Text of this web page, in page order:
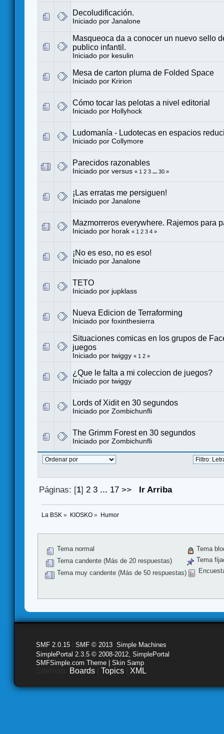
Decoludificación.
Iniciado por Janalone
Masqueoca da a conocer un nuevo sello
publico infantil.
Iniciado por kesulin
Mesa de carton pluma de Folded Space
Iniciado por Kririon
Cómo tocar las pelotas a nivel editorial
Iniciado por Hollyhock
Ludomanía - Ludotecas en espacios
Iniciado por Collymore
Parecidos razonables
Iniciado por versus « 1 2 3 ... 30 »
¡Las erratas me persiguen!
Iniciado por Janalone
Mazmorreros everywhere. Rajemos para
Iniciado por horak « 1 2 3 4 »
¡No es eso, no es eso!
Iniciado por Janalone
TETO
Iniciado por jupklass
Nueva Edicion de Terraforming
Iniciado por foxinthesierra
Situaciones comicas en los grupos de
juegos
Iniciado por twiggy « 1 2 »
¿Que le falta a mi coleccion de juegos?
Iniciado por twiggy
Lords of Xidit en 30 segundos
Iniciado por Zombichunfli
The Grimm Forest en 30 segundos
Iniciado por Zombichunfli
Páginas: [1] 2 3 ... 17 >> Ir Arriba
La BSK » KIOSKO» Humor
Tema normal
Tema candente (Más de 20 respuestas)
Tema muy candente (Más de 50 respuestas)
Tema
Tema
SMF 2.0.15 SMF © 2013 Simple Machines
SimplePortal 2.3.5 © 2008-2012, SimplePortal
SMFSimple.com Theme | Skin Samp
Boards Topics XML